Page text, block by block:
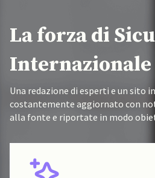
La forza di
Internazionale
Una redazione di esperti e un sito
costantemente aggiornato con
alla fonte e riportate in modo